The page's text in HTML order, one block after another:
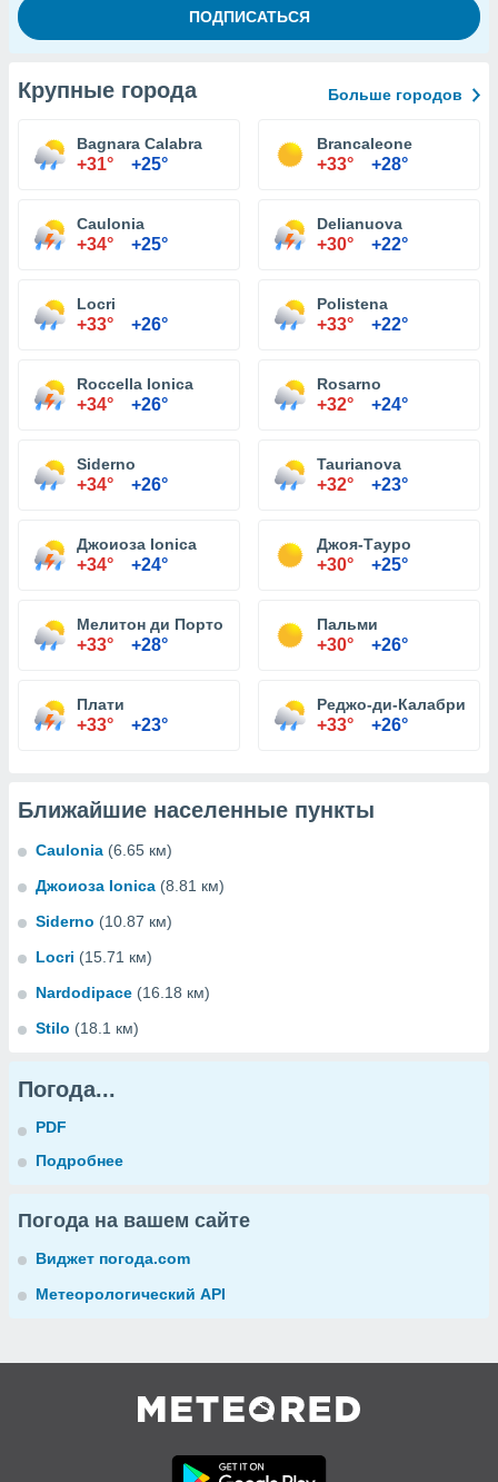
Крупные города Больше городов
Bagnara Calabra
+31° +25°
Brancaleone
+33° +28°
Caulonia
+34° +25°
Delianuova
+30° +22°
Locri
+33° +26°
Polistena
+33° +22°
Roccella Ionica
+34° +26°
Rosarno
+32° +24°
Siderno
+34° +26°
Taurianova
+32° +23°
Джоиоза Ionica
+34° +24°
Джоя-Тауро
+30° +25°
Мелитон ди Порто Сальво
+33° +28°
Пальми
+30° +26°
Плати
+33° +23°
Реджо-ди-Калабрия
+33° +26°
Ближайшие населенные пункты
Caulonia (6.65 км)
Джоиоза Ionica (8.81 км)
Siderno (10.87 км)
Locri (15.71 км)
Nardodipace (16.18 км)
Stilo (18.1 км)
Погода...
PDF
Подробнее
Погода на вашем сайте
Виджет погода.com
Метеорологический API